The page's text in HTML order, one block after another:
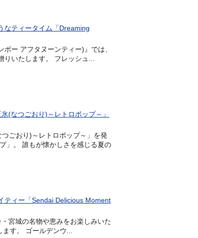
なティータイム「Dreaming
ー アフタヌーンティー)』では、
いたします。 フレッシュ...
(なつごおり)～レトロポップ～」
ごおり)～レトロポップ～」を発
」。 誰もが懐かしさを感じる夏の
ティー「Sendai Delicious Moment
宮城の名物や恵みをお楽しみいた
す。 ゴールデンウ...